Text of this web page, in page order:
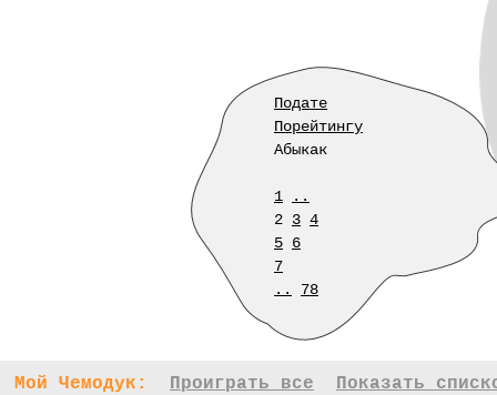
Подате
Порейтингу
Абыкак
1
..
2 3 4
5 6
7
..
78
Мой Чемодук: Проиграть все Показать